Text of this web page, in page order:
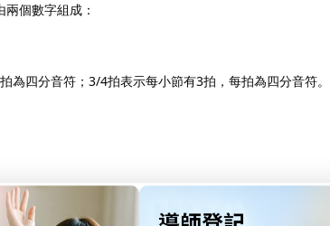
個數字組成：
四分音符；3/4拍表示每小節有3拍，每拍為四分音符。
哪些音符應該升高或降低。例如，C大調的調號沒有升